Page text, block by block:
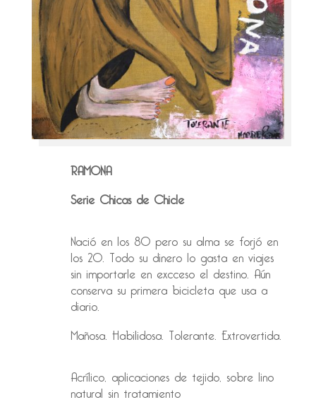
RAMONA
Serie Chicas de Chicle
Nació en los 80 pero su alma se forjó en
los 20. Todo su dinero lo gasta en viajes
sin importarle en excceso el destino. Aún
conserva su primera bicicleta que usa a
diario.
Mañosa. Habilidosa. Tolerante. Extrovertida.
Acrílico, aplicaciones de tejido, sobre lino
natural sin tratamiento